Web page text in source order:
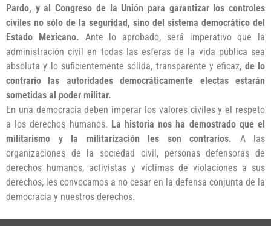
Pardo, y al Congreso de la Unión para garantizar los controles
civiles no sólo de la seguridad, sino del sistema democrático del
Estado Mexicano. Ante lo aprobado, será imperativo que la
administración civil en todas las esferas de la vida pública sea
absoluta y lo suficientemente sólida, transparente y eficaz, de lo
contrario las autoridades democráticamente electas estarán
sometidas al poder militar.
En una democracia deben imperar los valores civiles y el respeto
a los derechos humanos. La historia nos ha demostrado que el
militarismo y la militarización les son contrarios. A las
organizaciones de la sociedad civil, personas defensoras de
derechos humanos, activistas y víctimas de violaciones a sus
derechos, les convocamos a no cesar en la defensa conjunta de la
democracia y nuestros derechos.